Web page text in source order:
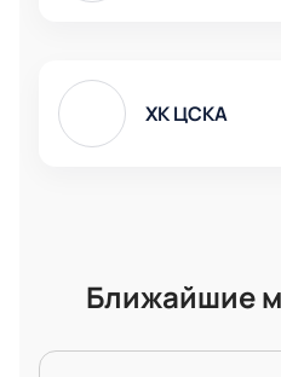
ХК ЦСКА
Ближайшие